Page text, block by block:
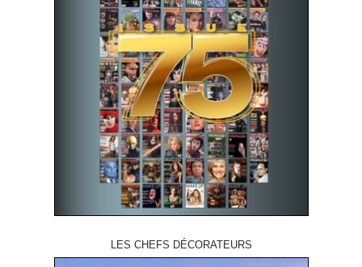
LES CHEFS DÉCORATEURS